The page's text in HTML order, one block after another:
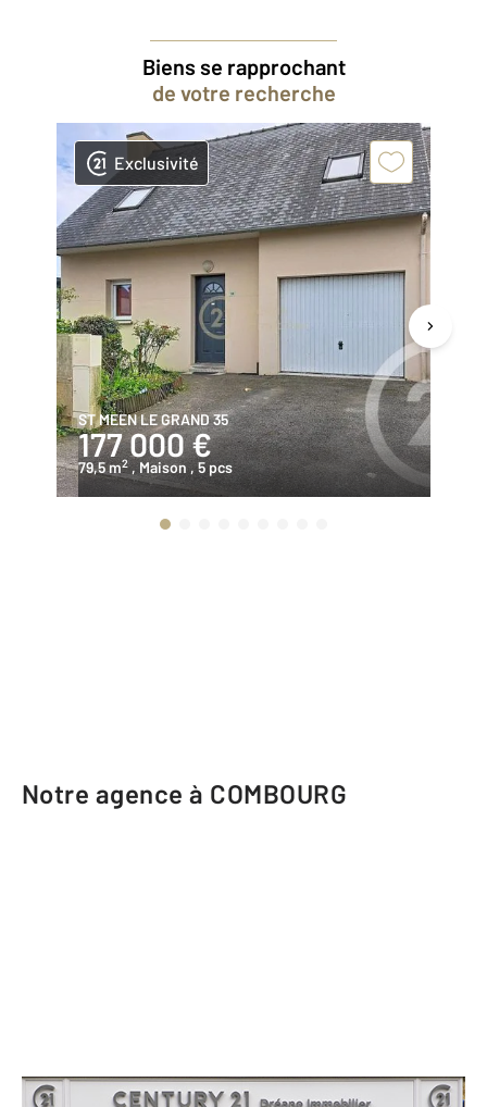
Biens se rapprochant
de votre recherche
Exclusivité
ST MEEN LE GRAND 35
177 000 €
79,5 m2 , Maison , 5 pcs
Notre agence à COMBOURG